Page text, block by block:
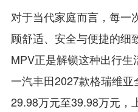
对于当代家庭而言，每一
顾舒适、安全与便捷的细
MPV正是解锁这种出行生
一汽丰田2027款格瑞维
29.98万元至39.98万元，